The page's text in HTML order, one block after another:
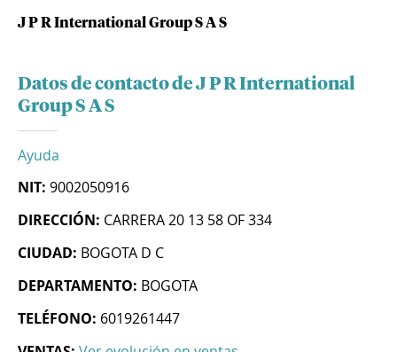
J P R International Group S A S
Datos de contacto de J P R International
Group S A S
Ayuda
NIT: 9002050916
DIRECCIÓN: CARRERA 20 13 58 OF 334
CIUDAD: BOGOTA D C
DEPARTAMENTO: BOGOTA
TELÉFONO: 6019261447